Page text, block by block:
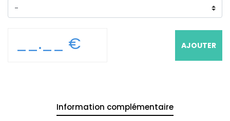
__.__ € AJOUTER
Information complémentaire